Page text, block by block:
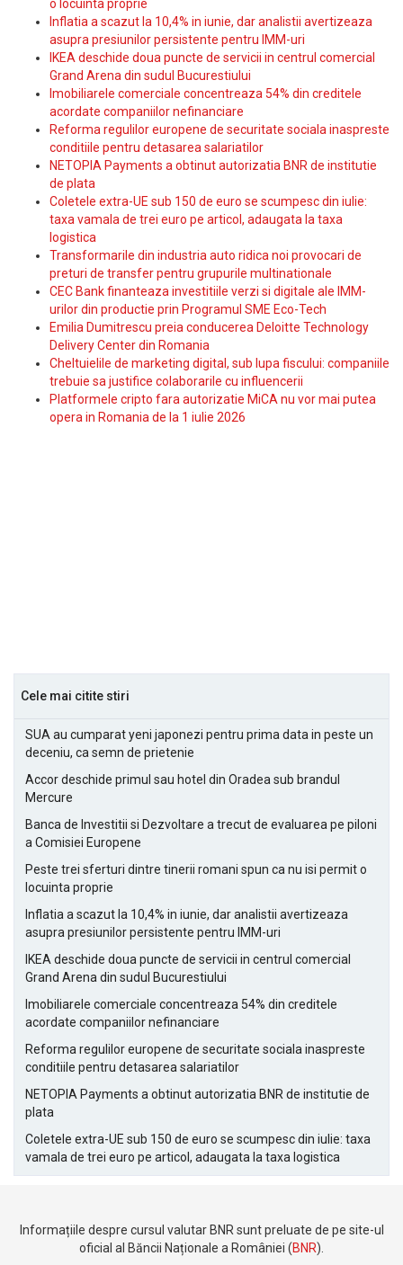
o locuinta proprie
Inflatia a scazut la 10,4% in iunie, dar analistii avertizeaza
asupra presiunilor persistente pentru IMM-uri
IKEA deschide doua puncte de servicii in centrul comercial
Grand Arena din sudul Bucurestiului
Imobiliarele comerciale concentreaza 54% din creditele
acordate companiilor nefinanciare
Reforma regulilor europene de securitate sociala inaspreste
conditiile pentru detasarea salariatilor
NETOPIA Payments a obtinut autorizatia BNR de institutie
de plata
Coletele extra-UE sub 150 de euro se scumpesc din iulie:
taxa vamala de trei euro pe articol, adaugata la taxa
logistica
Transformarile din industria auto ridica noi provocari de
preturi de transfer pentru grupurile multinationale
CEC Bank finanteaza investitiile verzi si digitale ale IMM-
urilor din productie prin Programul SME Eco-Tech
Emilia Dumitrescu preia conducerea Deloitte Technology
Delivery Center din Romania
Cheltuielile de marketing digital, sub lupa fiscului: companiile
trebuie sa justifice colaborarile cu influencerii
Platformele cripto fara autorizatie MiCA nu vor mai putea
opera in Romania de la 1 iulie 2026
Cele mai citite stiri
SUA au cumparat yeni japonezi pentru prima data in peste un
deceniu, ca semn de prietenie
Accor deschide primul sau hotel din Oradea sub brandul
Mercure
Banca de Investitii si Dezvoltare a trecut de evaluarea pe piloni
a Comisiei Europene
Peste trei sferturi dintre tinerii romani spun ca nu isi permit o
locuinta proprie
Inflatia a scazut la 10,4% in iunie, dar analistii avertizeaza
asupra presiunilor persistente pentru IMM-uri
IKEA deschide doua puncte de servicii in centrul comercial
Grand Arena din sudul Bucurestiului
Imobiliarele comerciale concentreaza 54% din creditele
acordate companiilor nefinanciare
Reforma regulilor europene de securitate sociala inaspreste
conditiile pentru detasarea salariatilor
NETOPIA Payments a obtinut autorizatia BNR de institutie de
plata
Coletele extra-UE sub 150 de euro se scumpesc din iulie: taxa
vamala de trei euro pe articol, adaugata la taxa logistica
Informațiile despre cursul valutar BNR sunt preluate de pe site-ul
oficial al Băncii Naționale a României (BNR).